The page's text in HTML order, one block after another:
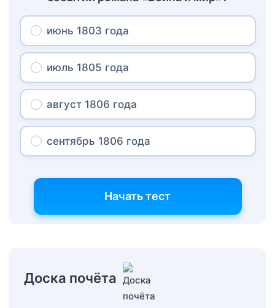
июнь 1803 года
июль 1805 года
август 1806 года
сентябрь 1806 года
Начать тест
Доска почёта